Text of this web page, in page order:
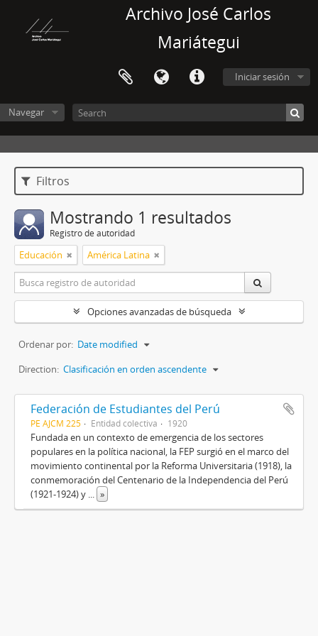
Archivo José Carlos
Mariátegui
Iniciar sesión
Navegar
Filtros
Mostrando 1 resultados
Registro de autoridad
Educación América Latina
Opciones avanzadas de búsqueda
Ordenar por: Date modified
Direction: Clasificación en orden ascendente
Federación de Estudiantes del Perú
PE AJCM 225 Entidad colectiva 1920
Fundada en un contexto de emergencia de los sectores
populares en la política nacional, la FEP surgió en el marco del
movimiento continental por la Reforma Universitaria (1918), la
conmemoración del Centenario de la Independencia del Perú
(1921-1924) y ... »